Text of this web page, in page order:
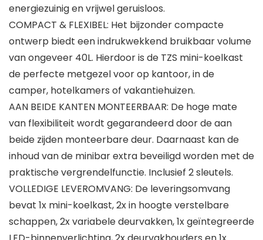
energiezuinig en vrijwel geruisloos.
COMPACT & FLEXIBEL: Het bijzonder compacte
ontwerp biedt een indrukwekkend bruikbaar volume
van ongeveer 40L. Hierdoor is de TZS mini-koelkast
de perfecte metgezel voor op kantoor, in de
camper, hotelkamers of vakantiehuizen.
AAN BEIDE KANTEN MONTEERBAAR: De hoge mate
van flexibiliteit wordt gegarandeerd door de aan
beide zijden monteerbare deur. Daarnaast kan de
inhoud van de minibar extra beveiligd worden met de
praktische vergrendelfunctie. Inclusief 2 sleutels.
VOLLEDIGE LEVEROMVANG: De leveringsomvang
bevat 1x mini-koelkast, 2x in hoogte verstelbare
schappen, 2x variabele deurvakken, 1x geïntegreerde